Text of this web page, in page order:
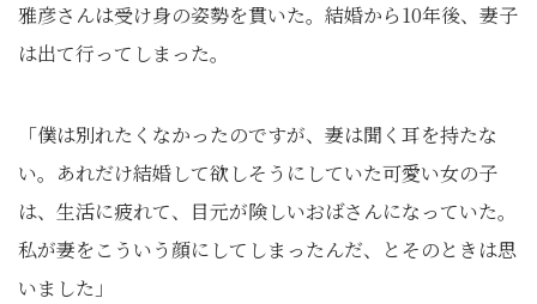
雅彦さんは受け身の姿勢を貫いた。結婚から10年後、妻子
は出て行ってしまった。
「僕は別れたくなかったのですが、妻は聞く耳を持たな
い。あれだけ結婚して欲しそうにしていた可愛い女の子
は、生活に疲れて、目元が険しいおばさんになっていた。
私が妻をこういう顔にしてしまったんだ、とそのときは思
いました」